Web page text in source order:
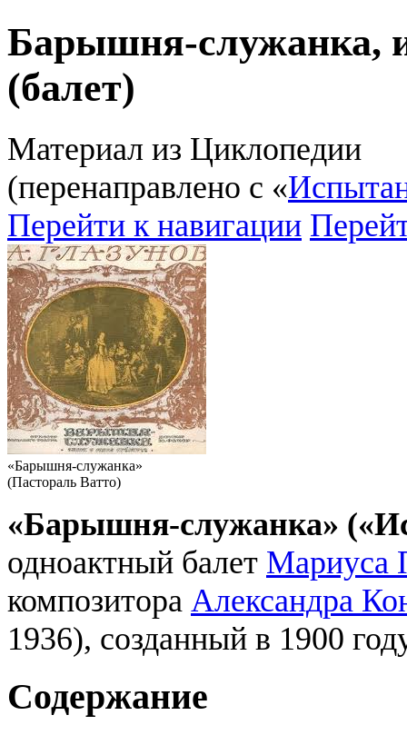
Барышня-служанка,
(балет)
Материал из Циклопедии
(перенаправлено с «
Перейти к навигации
«Барышня-служанка»
(Пастораль Ватто)
«Барышня-служанка»
одноактный балет Мариуса
композитора Александра
1936), созданный в 1900
Содержание